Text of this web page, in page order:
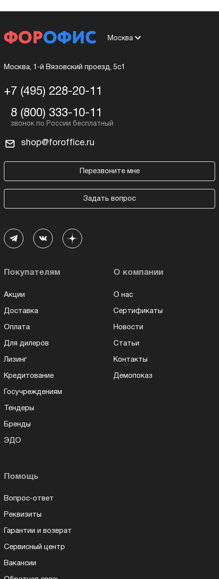
Москва
Москва, 1-й Вязовский проезд, 5с1
+7 (495) 228-20-11
8 (800) 333-10-11
shop@foroffice.ru
Перезвоните мне
Задать вопрос
Покупателям
Акции
Доставка
Оплата
Для дилеров
Лизинг
Кредитование
Госучреждениям
Тендеры
Бренды
ЭДО
О компании
О нас
Сертификаты
Новости
Статьи
Контакты
Демопоказ
Помощь
Вопрос-ответ
Реквизиты
Гарантии и возврат
Сервисный центр
Вакансии